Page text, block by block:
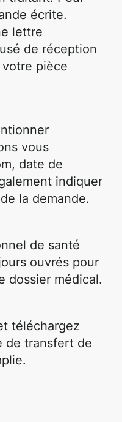
écrite.
lettre
de réception
pièce
vous
date de
indiquer
la demande.
de santé
ouvrés pour
dossier médical.
téléchargez
de transfert de